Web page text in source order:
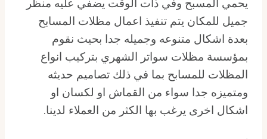
يحمي المسبح وفي ذات الوقت يضفي عليه منظر
جميل للمكان يتم تنفيذ اعمال مظلات المسابح
بعدة اشكال متنوعه وجميله جدا بحيث نقوم
بمؤسسة مظلات سواتر الشهري بتركيب انواع
المظلات للمسابح بما في ذلك تصاميم حديثه
ومتميزه جدا سواء من القماش او لكسان او
اشكال اخرى يرغب بها الكثر من العملاء لدينا.